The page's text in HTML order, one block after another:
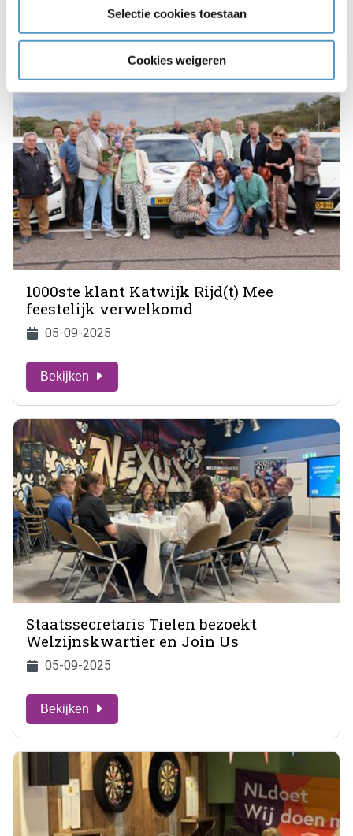
Selectie cookies toestaan
Cookies weigeren
Bekijken
1000ste klant Katwijk Rijd(t) Mee
feestelijk verwelkomd
05-09-2025
Bekijken
Staatssecretaris Tielen bezoekt
Welzijnskwartier en Join Us
05-09-2025
Bekijken